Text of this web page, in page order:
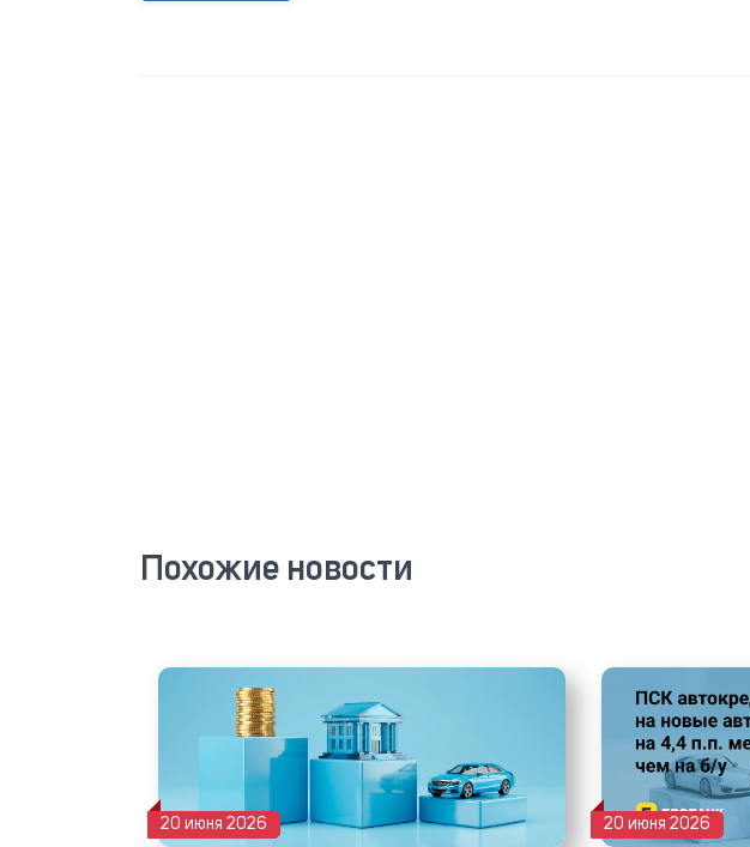
Похожие новости
20 июня 2026 20 июня 2026